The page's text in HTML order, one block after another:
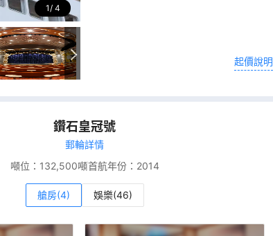
1 4
起價說明
鑽石皇冠號
郵輪詳情
噸位： 132,500噸首航年份： 2014
艙房(4) 娛樂(46)